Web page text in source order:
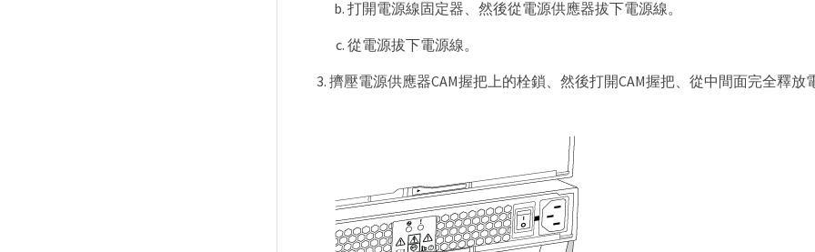
打開電源線固定器、然後從電源供應器拔下電源線。
從電源拔下電源線。
擠壓電源供應器CAM握把上的栓鎖、然後打開CAM握把、從中間面完全釋放